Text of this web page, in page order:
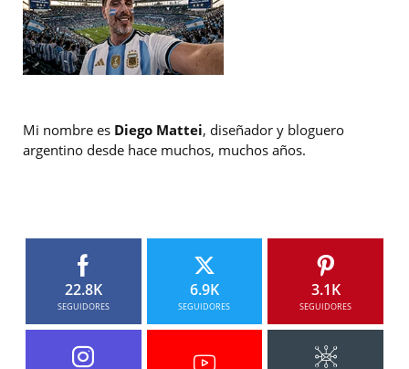
Mi nombre es Diego Mattei, diseñador y bloguero
argentino desde hace muchos, muchos años.
22.8K
SEGUIDORES
6.9K
SEGUIDORES
3.1K
SEGUIDORES